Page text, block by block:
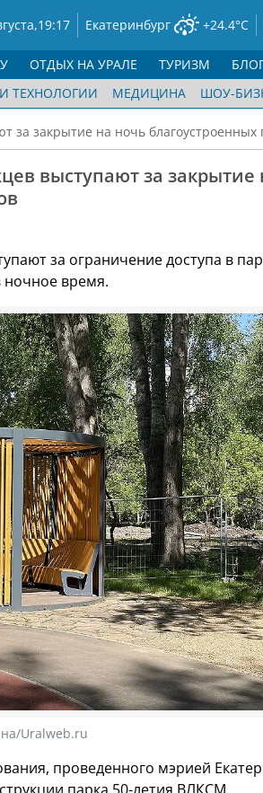
19:17 Екатеринбург +24.4°C
ТЕХНОЛОГИИ МЕДИЦИНА ШОУ-
ОТДЫХ НА УРАЛЕ ТУРИЗМ
за закрытие на ночь благоустроенных
выступают за закрытие
за ограничение доступа в
ночное время.
Uralweb.ru
проведенного мэрией
парка 50-летия ВЛКСМ,